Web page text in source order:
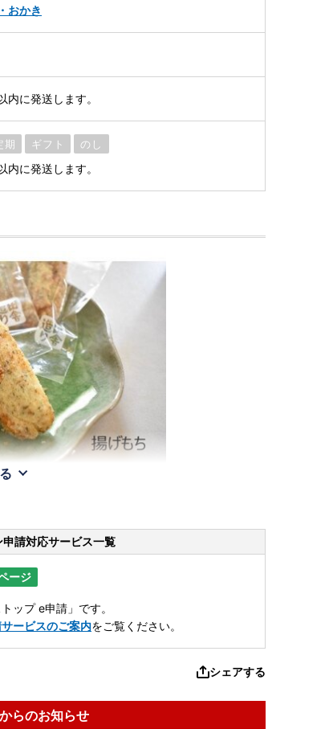
おかき
に発送します。
期 ギフト のし
に発送します。
申請対応サービス一覧
ージ
ップ e申請」です。
ービスのご案内をご覧ください。
シェアする
らのお知らせ